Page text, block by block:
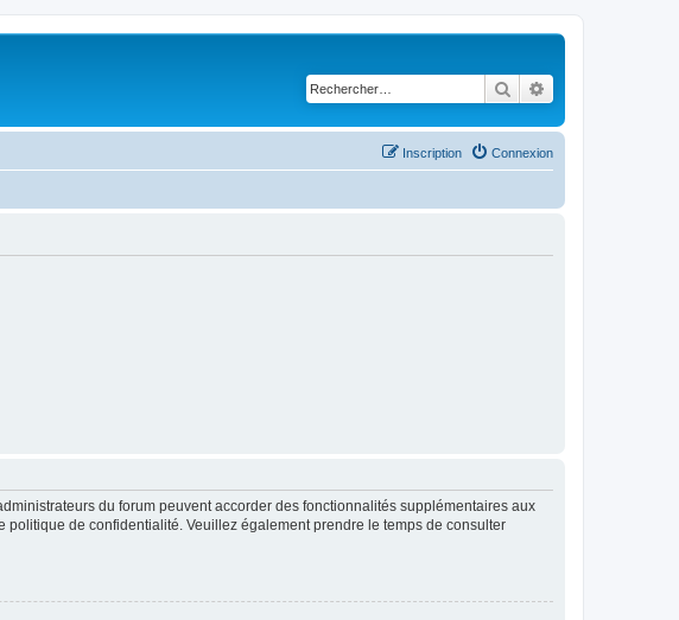
Rechercher
Connexion
Inscription
du forum peuvent accorder des fonctionnalités supplémentaires aux
politique de confidentialité. Veuillez également prendre le temps de consulter